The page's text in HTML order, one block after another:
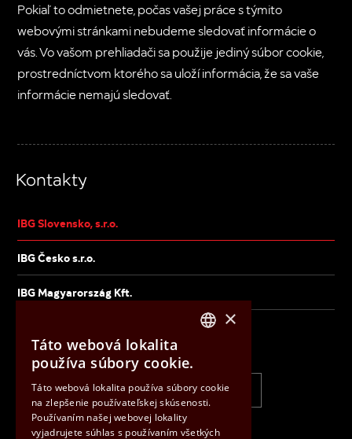
Pokiaľ to odmietnete, počas vašej práce s týmito
webovými stránkami nebudeme sledovať informácie o
vás. Vo vašom prehliadači sa použije jediný súbor cookie,
prostredníctvom ktorého sa uloží informácia, že sa vaše
informácie nemajú sledovať.
Kontakty
IBG Slovensko, s.r.o.
IBG Česko s.r.o.
IBG Magyarország Kft.
IBG Slovensko, s.r.o.
+421 33 6407 660 info@ibg.sk
Inovačná 2626/8, 900 01 MODRA
HUNGARIAN
SLOVAK
×
Táto webová lokalita
používa súbory cookie.
Táto webová lokalita používa súbory cookie
na zlepšenie používateľskej skúsenosti.
Používaním našej webovej lokality
vyjadrujete súhlas s používaním všetkých